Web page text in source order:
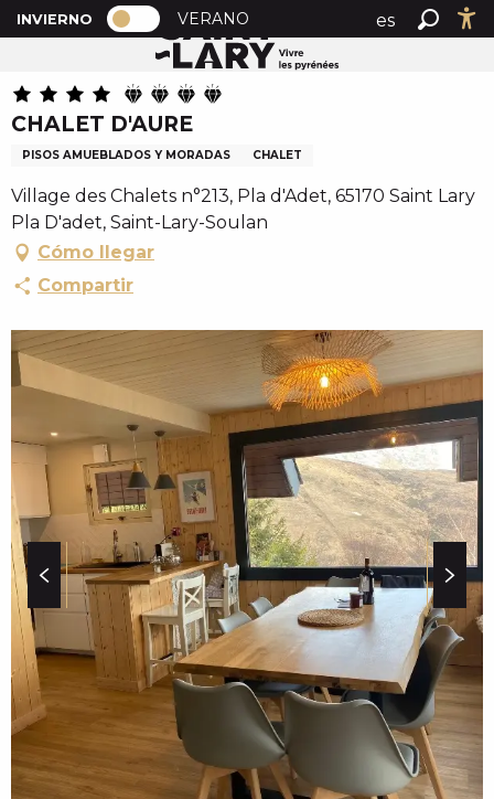
A
l
e
r
a
c
o
n
t
n
u
p
i
n
i
p
a
l
PAGE D’ACCUEIL ACTUELLE HIVER : PASSER EN
INVIERNO PAGE D’ACCUEIL ACTUELLE HIVER :
VERANO
es
Buscar
Inicio CHALET D'AURE
CHALET D'AURE
PISOS AMUEBLADOS Y MORADAS CHALET
Village des Chalets n°213, Pla d'Adet, 65170 Saint Lary
Pla D'adet, Saint-Lary-Soulan
Cómo llegar
Compartir